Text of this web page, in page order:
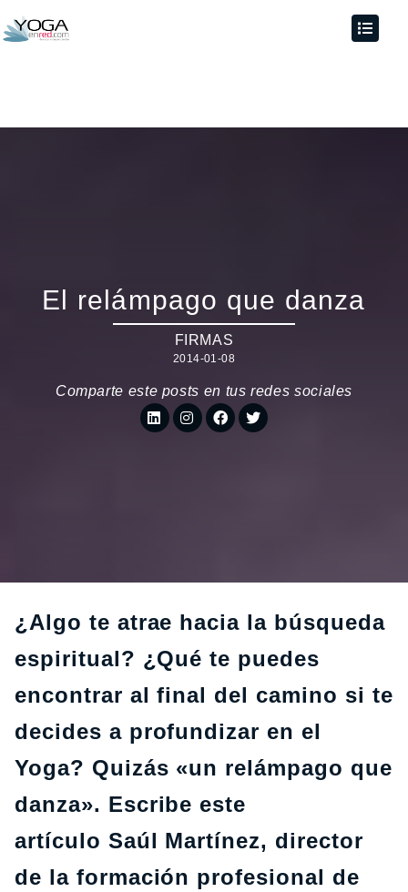
El relámpago que danza
FIRMAS
2014-01-08
Comparte este posts en tus redes sociales
¿Algo te atrae hacia la búsqueda
espiritual? ¿Qué te puedes
encontrar al final del camino si te
decides a profundizar en el
Yoga? Quizás «un relámpago que
danza». Escribe este
artículo Saúl Martínez, director
de la formación profesional de